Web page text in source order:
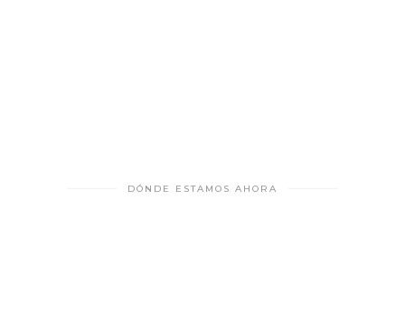
DÓNDE ESTAMOS AHORA